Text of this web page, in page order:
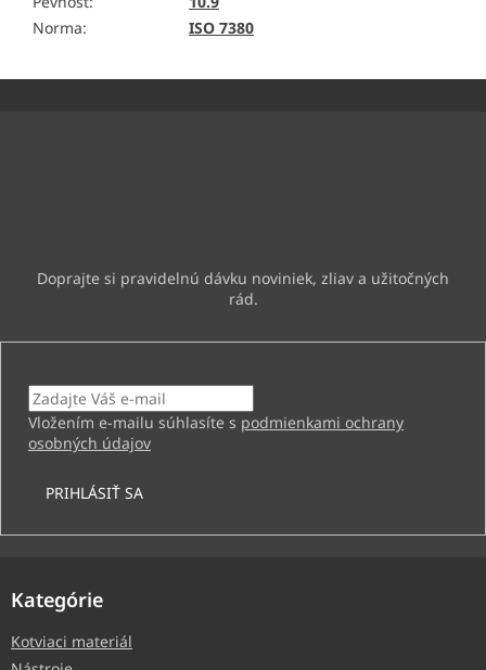
Norma: ISO 7380
Vložením e-mailu súhlasíte s podmienkami ochrany
osobných údajov
PRIHLÁSIŤ SA
Kategórie
Kotviaci materiál